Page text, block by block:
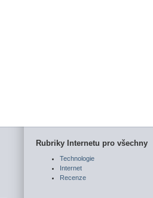
Rubriky Internetu pro všechny
Technologie
Internet
Recenze